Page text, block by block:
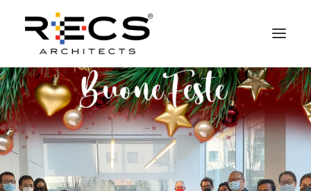
QUEM SOMOS
PORTFOLIO
NEWS
FUNDAÇÃO